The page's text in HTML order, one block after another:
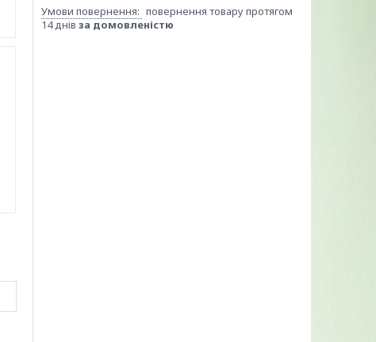
повернення товару протягом
14 днів за домовленістю